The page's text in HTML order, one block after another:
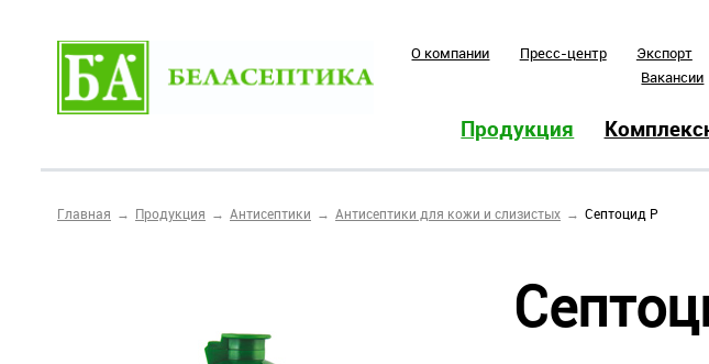
O компании Пресс-центр Экспорт
Вакансии
Продукция
Главная Продукция Антисептики Антисептики для кожи и слизистых Септоцид Р